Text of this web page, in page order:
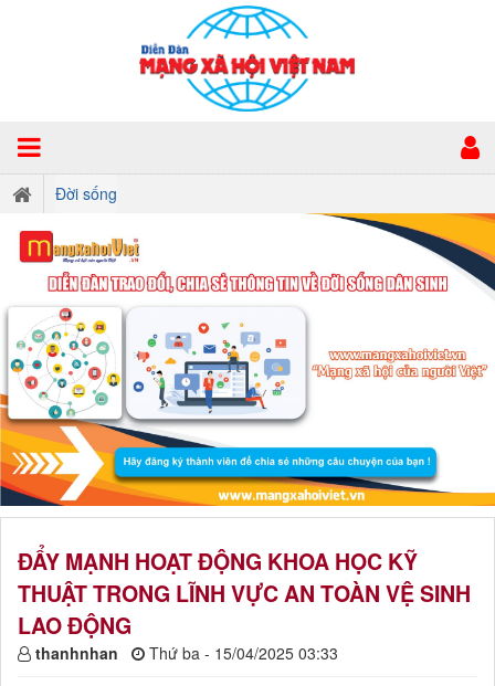
Đời sống
ĐẨY MẠNH HOẠT ĐỘNG KHOA HỌC KỸ
THUẬT TRONG LĨNH VỰC AN TOÀN VỆ SINH
LAO ĐỘNG
thanhnhan Thứ ba - 15/04/2025 03:33